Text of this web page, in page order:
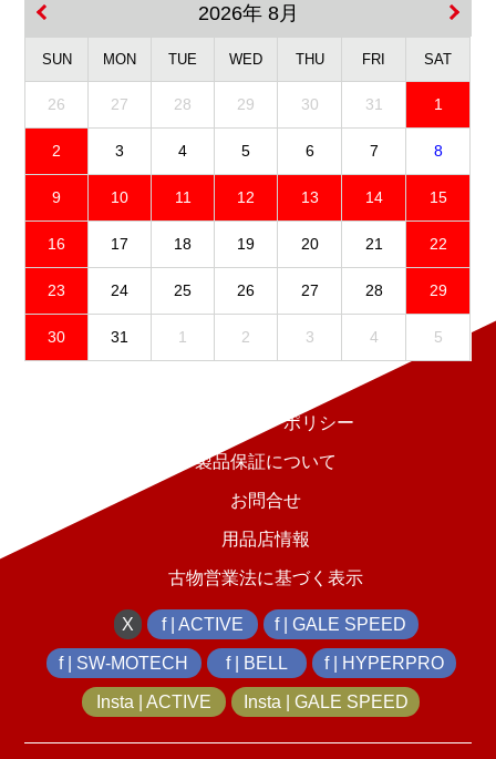
2026年 8月
SUN MON TUE WED THU FRI SAT
26 27 28 29 30 31 1
2 3 4 5 6 7 8
9 10 11 12 13 14 15
16 17 18 19 20 21 22
23 24 25 26 27 28 29
30 31 1 2 3 4 5
プライバシーポリシー
製品保証について
お問合せ
用品店情報
古物営業法に基づく表示
X f | ACTIVE f | GALE SPEED
f | SW-MOTECH f | BELL f | HYPERPRO
Insta | ACTIVE Insta | GALE SPEED